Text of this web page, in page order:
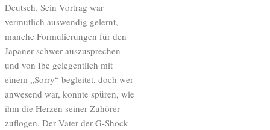
Deutsch. Sein Vortrag war
vermutlich auswendig gelernt,
manche Formulierungen für den
Japaner schwer auszusprechen
und von Ibe gelegentlich mit
einem „Sorry“ begleitet, doch wer
anwesend war, konnte spüren, wie
ihm die Herzen seiner Zuhörer
zuflogen. Der Vater der G-Shock